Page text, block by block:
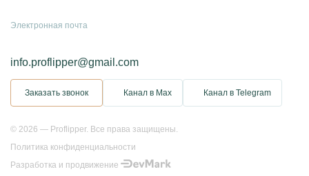
Электронная почта
info.proflipper@gmail.com
Заказать звонок Канал в Max Канал в Telegram
© 2026 — Proflipper. Все права защищены.
Политика конфиденциальности
Разработка и продвижение